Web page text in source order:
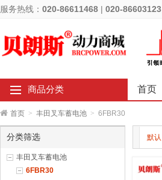
服务热线： 020-86611468 | 020-86603123
商品分类 首页
首页 > 丰田叉车蓄电池 > 6FBR30
分类筛选
丰田叉车蓄电池
6FBR30
默认